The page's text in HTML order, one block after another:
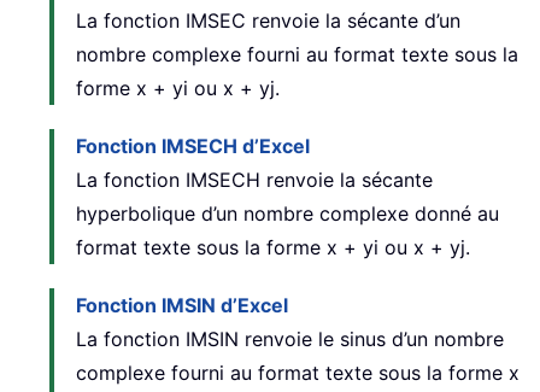
La fonction IMSEC renvoie la sécante d’un
nombre complexe fourni au format texte sous la
forme x + yi ou x + yj.
Fonction IMSECH d’Excel
La fonction IMSECH renvoie la sécante
hyperbolique d’un nombre complexe donné au
format texte sous la forme x + yi ou x + yj.
Fonction IMSIN d’Excel
La fonction IMSIN renvoie le sinus d’un nombre
complexe fourni au format texte sous la forme x